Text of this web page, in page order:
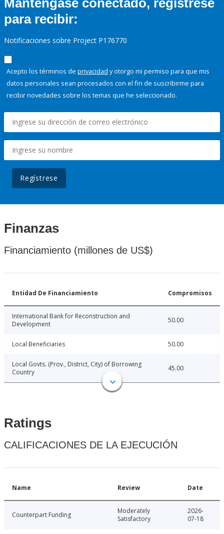
Manténgase conectado, regístrese
para recibir:
Notificaciones sobre Project P176770
Acepto los términos de privacidad y otorgo mi permiso para que mis
datos personales sean procesados con el fin de suscribirme para
recibir novedades sobre los temas que he seleccionado.
Regístrese
Finanzas
Financiamiento (millones de US$)
Entidad De Financiamiento Compromisos
International Bank for Reconstruction and
Development
50.00
Local Beneficiaries 50.00
Local Govts. (Prov., District, City) of Borrowing
Country
45.00
Ratings
CALIFICACIONES DE LA EJECUCIÓN
Name Review Date
Counterpart Funding
Moderately
Satisfactory
2026-
07-18